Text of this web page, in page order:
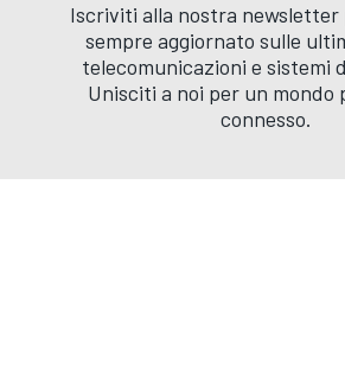
Iscriviti alla nostra newsletter
sempre aggiornato sulle
telecomunicazioni e sistemi
Unisciti a noi per un mondo
connesso.